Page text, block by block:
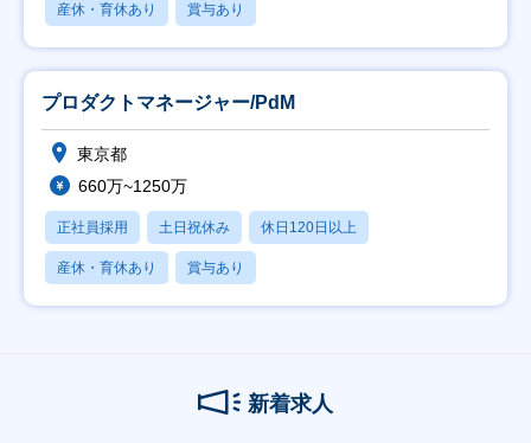
産休・育休あり 賞与あり
プロダクトマネージャー/PdM
東京都
660万~1250万
正社員採用 土日祝休み 休日120日以上
産休・育休あり 賞与あり
新着求人